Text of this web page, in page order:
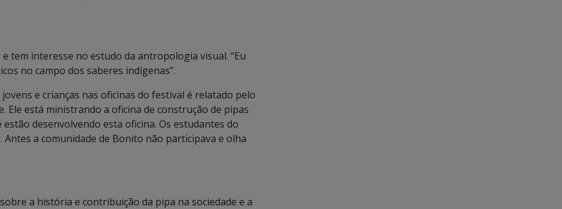
tem interesse no estudo da antropologia visual. “Eu
no campo dos saberes indígenas”.
e crianças nas oficinas do festival é relatado pelo
Ele está ministrando a oficina de construção de pipas
desenvolvendo esta oficina. Os estudantes do
a comunidade de Bonito não participava e olha
a história e contribuição da pipa na sociedade e a